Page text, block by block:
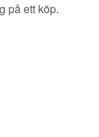
på ett köp.